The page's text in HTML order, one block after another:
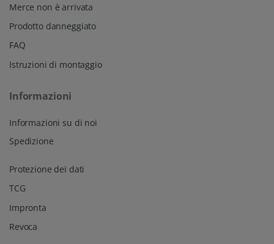
Merce non è arrivata
Prodotto danneggiato
FAQ
Istruzioni di montaggio
Informazioni
Informazioni su di noi
Spedizione
Protezione dei dati
TCG
Impronta
Revoca